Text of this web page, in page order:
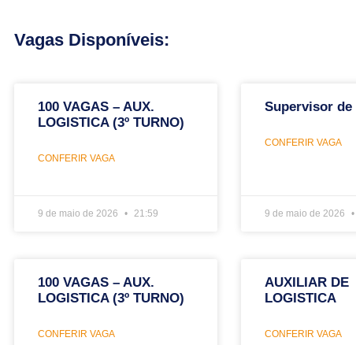
Vagas Disponíveis:
100 VAGAS – AUX.
LOGISTICA (3º TURNO)
CONFERIR VAGA
9 de maio de 2026 21:59
Supervisor de
CONFERIR VAGA
9 de maio de 2026
100 VAGAS – AUX.
LOGISTICA (3º TURNO)
CONFERIR VAGA
AUXILIAR DE
LOGISTICA
CONFERIR VAGA